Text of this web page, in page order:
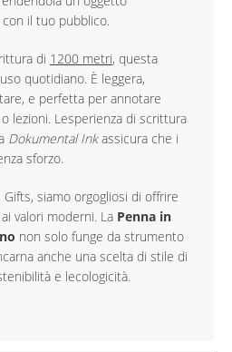
il tuo pubblico.
di 1200 metri, questa
quotidiano. È leggera,
e perfetta per annotare
lezioni. Lesperienza di scrittura
Dokumental Inkassicura che i
sforzo.
Gifts, siamo orgogliosi di offrire
valori moderni. La Penna in
non solo funge da strumento
anche una scelta di stile di
e lecologicità.